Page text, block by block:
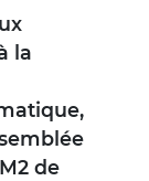
la
de